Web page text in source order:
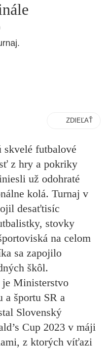
ZDIEĽAŤ
skvelé futbalové
z hry a pokriky
už odohraté
kolá. Turnaj v
desaťtisíc
stovky
na celom
sa zapojilo
škôl.
Ministerstvo
a športu SR a
Slovenský
Cup 2023 v máji
z ktorých víťazi